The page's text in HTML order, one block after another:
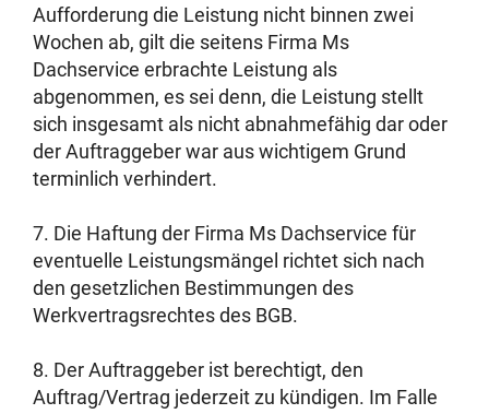
Aufforderung die Leistung nicht binnen zwei
Wochen ab, gilt die seitens Firma Ms
Dachservice erbrachte Leistung als
abgenommen, es sei denn, die Leistung stellt
sich insgesamt als nicht abnahmefähig dar oder
der Auftraggeber war aus wichtigem Grund
terminlich verhindert.
7. Die Haftung der Firma Ms Dachservice für
eventuelle Leistungsmängel richtet sich nach
den gesetzlichen Bestimmungen des
Werkvertragsrechtes des BGB.
8. Der Auftraggeber ist berechtigt, den
Auftrag/Vertrag jederzeit zu kündigen. Im Falle